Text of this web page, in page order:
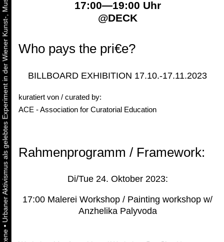
•
Urbaner Aktivismus als gelebtes Experiment in der Wiener Kunst-, Musik und Clubszene
17:00—19:00 Uhr
@DECK
Who pays the pri€e?
BILLBOARD EXHIBITION 17.10.-17.11.2023
kuratiert von / curated by:
ACE - Association for Curatorial Education
Rahmenprogramm / Framework:
Di/Tue 24. Oktober 2023:
17:00 Malerei Workshop / Painting workshop w/
Anzhelika Palyvoda